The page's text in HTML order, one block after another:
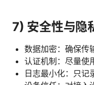
7) 安全性与隐
数据加密：确保传
认证机制：尽量使
日志最小化：只记